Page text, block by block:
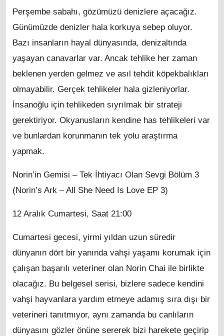
Perşembe sabahı, gözümüzü denizlere açacağız.
Günümüzde denizler hala korkuya sebep oluyor.
Bazı insanların hayal dünyasında, denizaltında
yaşayan canavarlar var. Ancak tehlike her zaman
beklenen yerden gelmez ve asıl tehdit köpekbalıkları
olmayabilir. Gerçek tehlikeler hala gizleniyorlar.
İnsanoğlu için tehlikeden sıyrılmak bir strateji
gerektiriyor. Okyanusların kendine has tehlikeleri var
ve bunlardan korunmanın tek yolu araştırma
yapmak.
Norin’in Gemisi – Tek İhtiyacı Olan Sevgi Bölüm 3
(Norin’s Ark – All She Need Is Love EP 3)
12 Aralık Cumartesi, Saat 21:00
Cumartesi gecesi, yirmi yıldan uzun süredir
dünyanın dört bir yanında vahşi yaşamı korumak için
çalışan başarılı veteriner olan Norin Chai ile birlikte
olacağız. Bu belgesel serisi, bizlere sadece kendini
vahşi hayvanlara yardım etmeye adamış sıra dışı bir
veterineri tanıtmıyor, aynı zamanda bu canlıların
dünyasını gözler önüne sererek bizi harekete geçirip